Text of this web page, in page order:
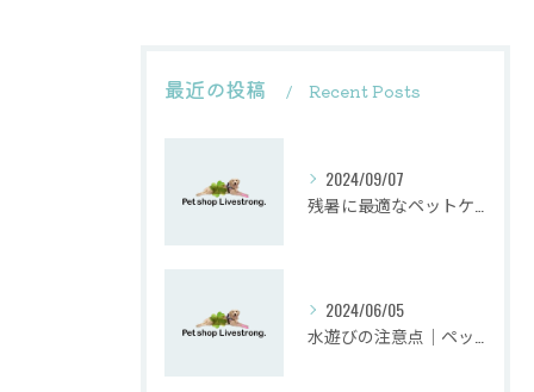
最近の投稿 Recent Posts
2024/09/07
2024/06/05